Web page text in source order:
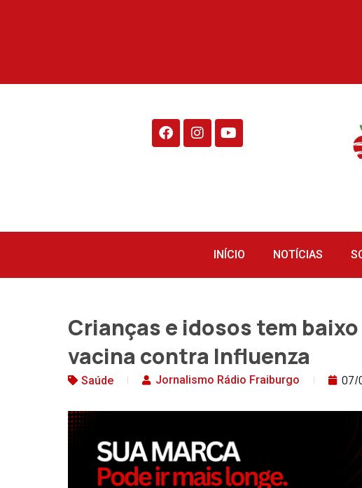
INÍCIO NOTÍCIAS
Crianças e idosos tem
vacina contra Influenza
Saúde Jornalismo Rádio Fraiburgo 07/